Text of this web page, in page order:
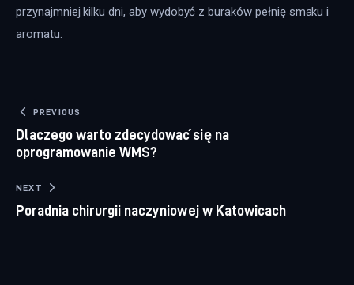
przynajmniej kilku dni, aby wydobyć z buraków pełnię smaku i
aromatu.
Nawigacja wpisu
PREVIOUS
Dlaczego warto zdecydować się na
oprogramowanie WMS?
NEXT
Poradnia chirurgii naczyniowej w Katowicach